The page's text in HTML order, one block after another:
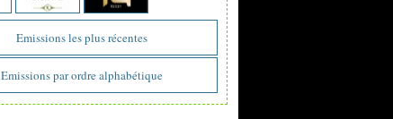
Emissions les plus récentes
Emissions par ordre alphabétique